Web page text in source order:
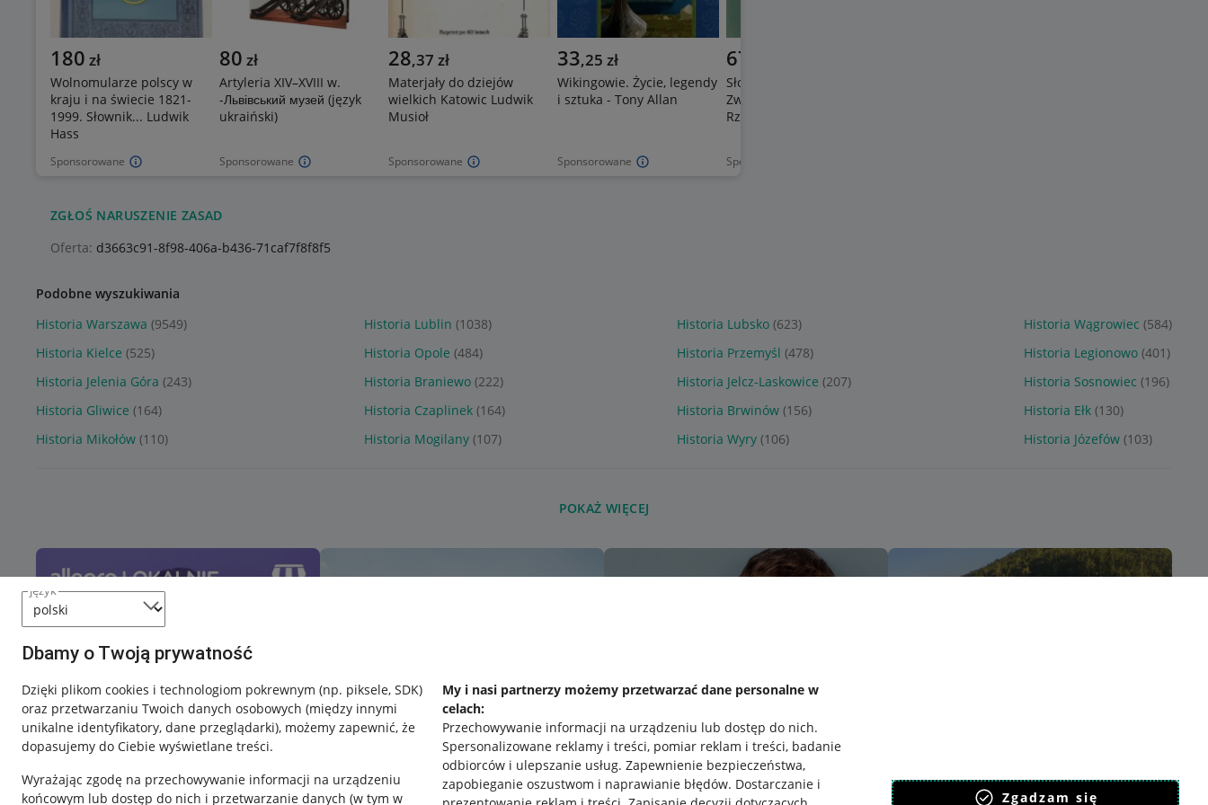
język
Dbamy o Twoją prywatność
Dzięki plikom cookies i technologiom pokrewnym (np. piksele, SDK)
oraz przetwarzaniu Twoich danych osobowych (między innymi
unikalne identyfikatory, dane przeglądarki), możemy zapewnić, że
dopasujemy do Ciebie wyświetlane treści.
Wyrażając zgodę na przechowywanie informacji na urządzeniu
końcowym lub dostęp do nich i przetwarzanie danych (w tym w
My i nasi partnerzy możemy przetwarzać dane personalne w
celach:
Przechowywanie informacji na urządzeniu lub dostęp do nich.
Spersonalizowane reklamy i treści, pomiar reklam i treści, badanie
odbiorców i ulepszanie usług. Zapewnienie bezpieczeństwa,
zapobieganie oszustwom i naprawianie błędów. Dostarczanie i
Zgadzam się
Sponsorowane
180 zł
Wolnomularze polscy w
kraju i na świecie 1821-
1999. Słownik... Ludwik
Hass
Sponsorowane
80 zł
Artyleria XIV–XVIII w.
-Львівський музей (język
ukraiński)
Sponsorowane
28,37 zł
Materjały do dziejów
wielkich Katowic Ludwik
Musioł
Sponsorowane
33,25 zł
Wikingowie. Życie, legendy
i sztuka - Tony Allan
Sponsorowane
67
Słońce świeci dla Hitlera.
Zwyczajne życie w III
Rzeszy
ZGŁOŚ NARUSZENIE ZASAD
Oferta: d3663c91-8f98-406a-b436-71caf7f8f8f5
Podobne wyszukiwania
Historia Warszawa (9549) Historia Lublin (1038) Historia Lubsko (623) Historia Wągrowiec (584)
Historia Kielce (525) Historia Opole (484) Historia Przemyśl (478) Historia Legionowo (401)
Historia Jelenia Góra (243) Historia Braniewo (222) Historia Jelcz-Laskowice (207) Historia Sosnowiec (196)
Historia Gliwice (164) Historia Czaplinek (164) Historia Brwinów (156) Historia Ełk (130)
Historia Mikołów (110) Historia Mogilany (107) Historia Wyry (106) Historia Józefów (103)
POKAŻ WIĘCEJ